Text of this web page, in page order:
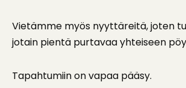
Vietämme myös nyyttäreitä, joten
jotain pientä purtavaa yhteiseen
Tapahtumiin on vapaa pääsy.